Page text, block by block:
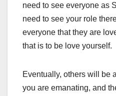
need to see everyone as
need to see your role
everyone that they are
that is to be love yourself.
Eventually, others will be
you are emanating, and